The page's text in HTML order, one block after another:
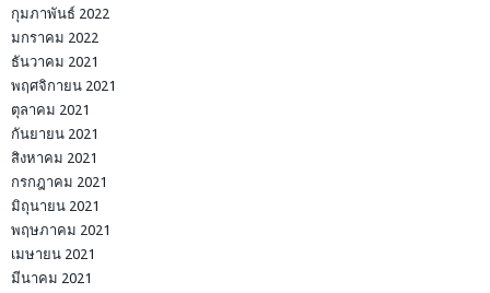
กุมภาพันธ์ 2022
มกราคม 2022
ธันวาคม 2021
พฤศจิกายน 2021
ตุลาคม 2021
กันยายน 2021
สิงหาคม 2021
กรกฎาคม 2021
มิถุนายน 2021
พฤษภาคม 2021
เมษายน 2021
มีนาคม 2021